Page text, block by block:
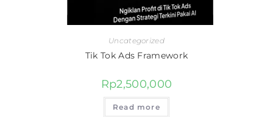
Uncategorized
Tik Tok Ads Framework
Rp2,500,000
Read more